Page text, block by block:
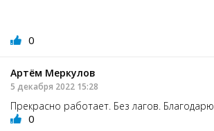
0
Артём Меркулов
5 декабря 2022 15:28
Прекрасно работает. Без лагов. Благодарю.
0